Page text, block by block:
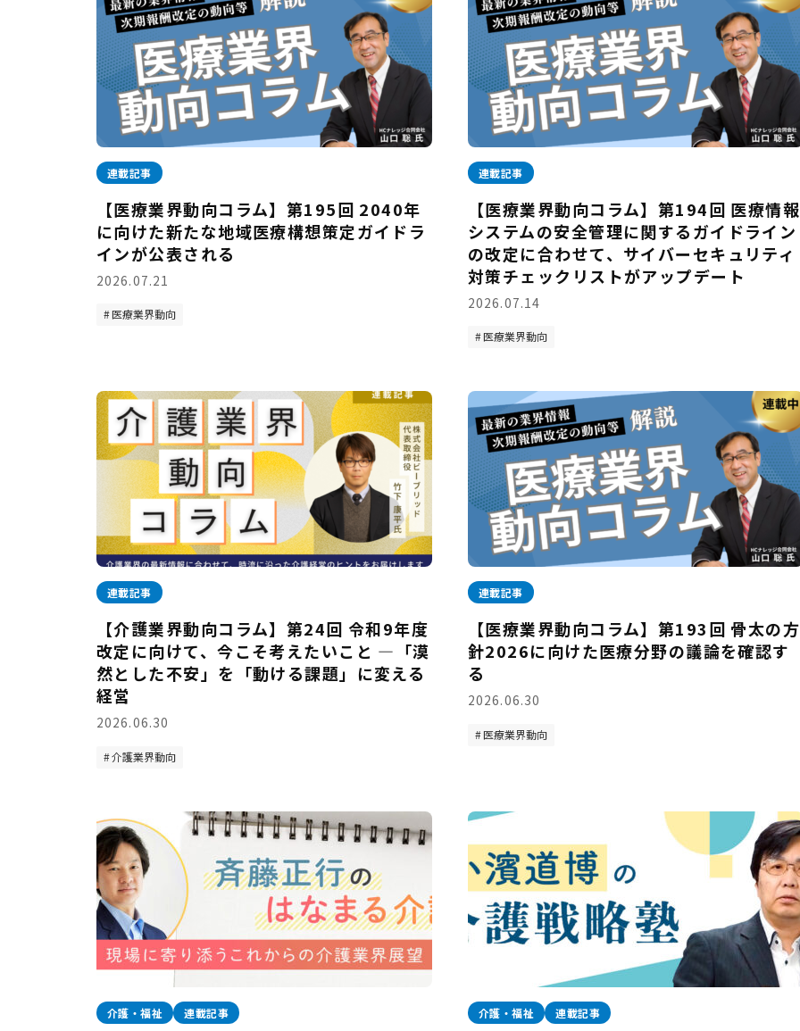
連載記事
【医療業界動向コラム】第195回 2040年
に向けた新たな地域医療構想策定ガイドラ
インが公表される
2026.07.21
医療業界動向
連載記事
【医療業界動向コラム】第194回 医療情報
システムの安全管理に関するガイドライン
の改定に合わせて、サイバーセキュリティ
対策チェックリストがアップデート
2026.07.14
医療業界動向
連載記事
【介護業界動向コラム】第24回 令和9年度
改定に向けて、今こそ考えたいこと —「漠
然とした不安」を「動ける課題」に変える
経営
2026.06.30
介護業界動向
連載記事
【医療業界動向コラム】第193回 骨太の方
針2026に向けた医療分野の議論を確認す
る
2026.06.30
医療業界動向
介護・福祉 連載記事 介護・福祉 連載記事